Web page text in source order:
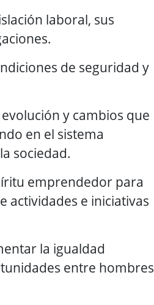
laboral, sus
de seguridad y
y cambios que
en el sistema
sociedad.
emprendedor para
actividades e iniciativas
la igualdad
entre hombres